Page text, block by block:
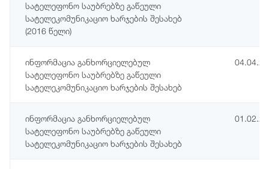
სატელეფონო საუბრებზე გაწეული
სატელეკომუნიკაციო ხარჯების შესახებ
(2016 წელი)
ინფორმაცია განხორციელებულ
სატელეფონო საუბრებზე გაწეული
სატელეკომუნიკაციო ხარჯების შესახებ
ინფორმაცია განხორციელებულ
სატელეფონო საუბრებზე გაწეული
სატელეკომუნიკაციო ხარჯების შესახებ